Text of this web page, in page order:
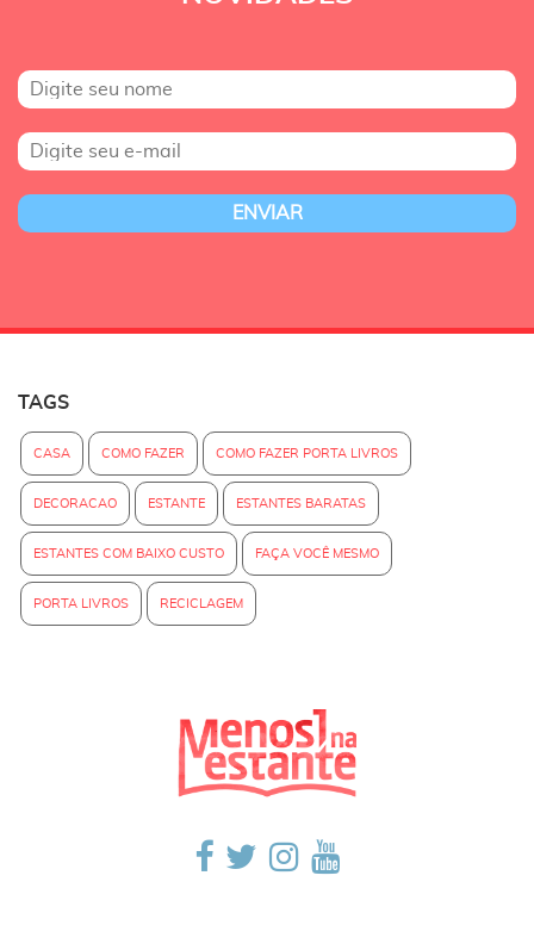
TAGS
CASA COMO FAZER COMO FAZER PORTA LIVROS
DECORACAO ESTANTE ESTANTES BARATAS
ESTANTES COM BAIXO CUSTO FAÇA VOCÊ MESMO
PORTA LIVROS RECICLAGEM